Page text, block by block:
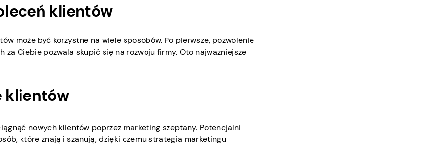
klientów
może być korzystne na wiele sposobów. Po pierwsze, pozwolenie
za Ciebie pozwala skupić się na rozwoju firmy. Oto najważniejsze
klientów
nowych klientów poprzez marketing szeptany. Potencjalni
które znają i szanują, dzięki czemu strategia marketingu